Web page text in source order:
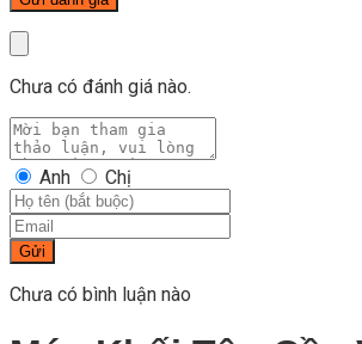
Chưa có đánh giá nào.
Anh Chị
Gửi
Chưa có bình luận nào